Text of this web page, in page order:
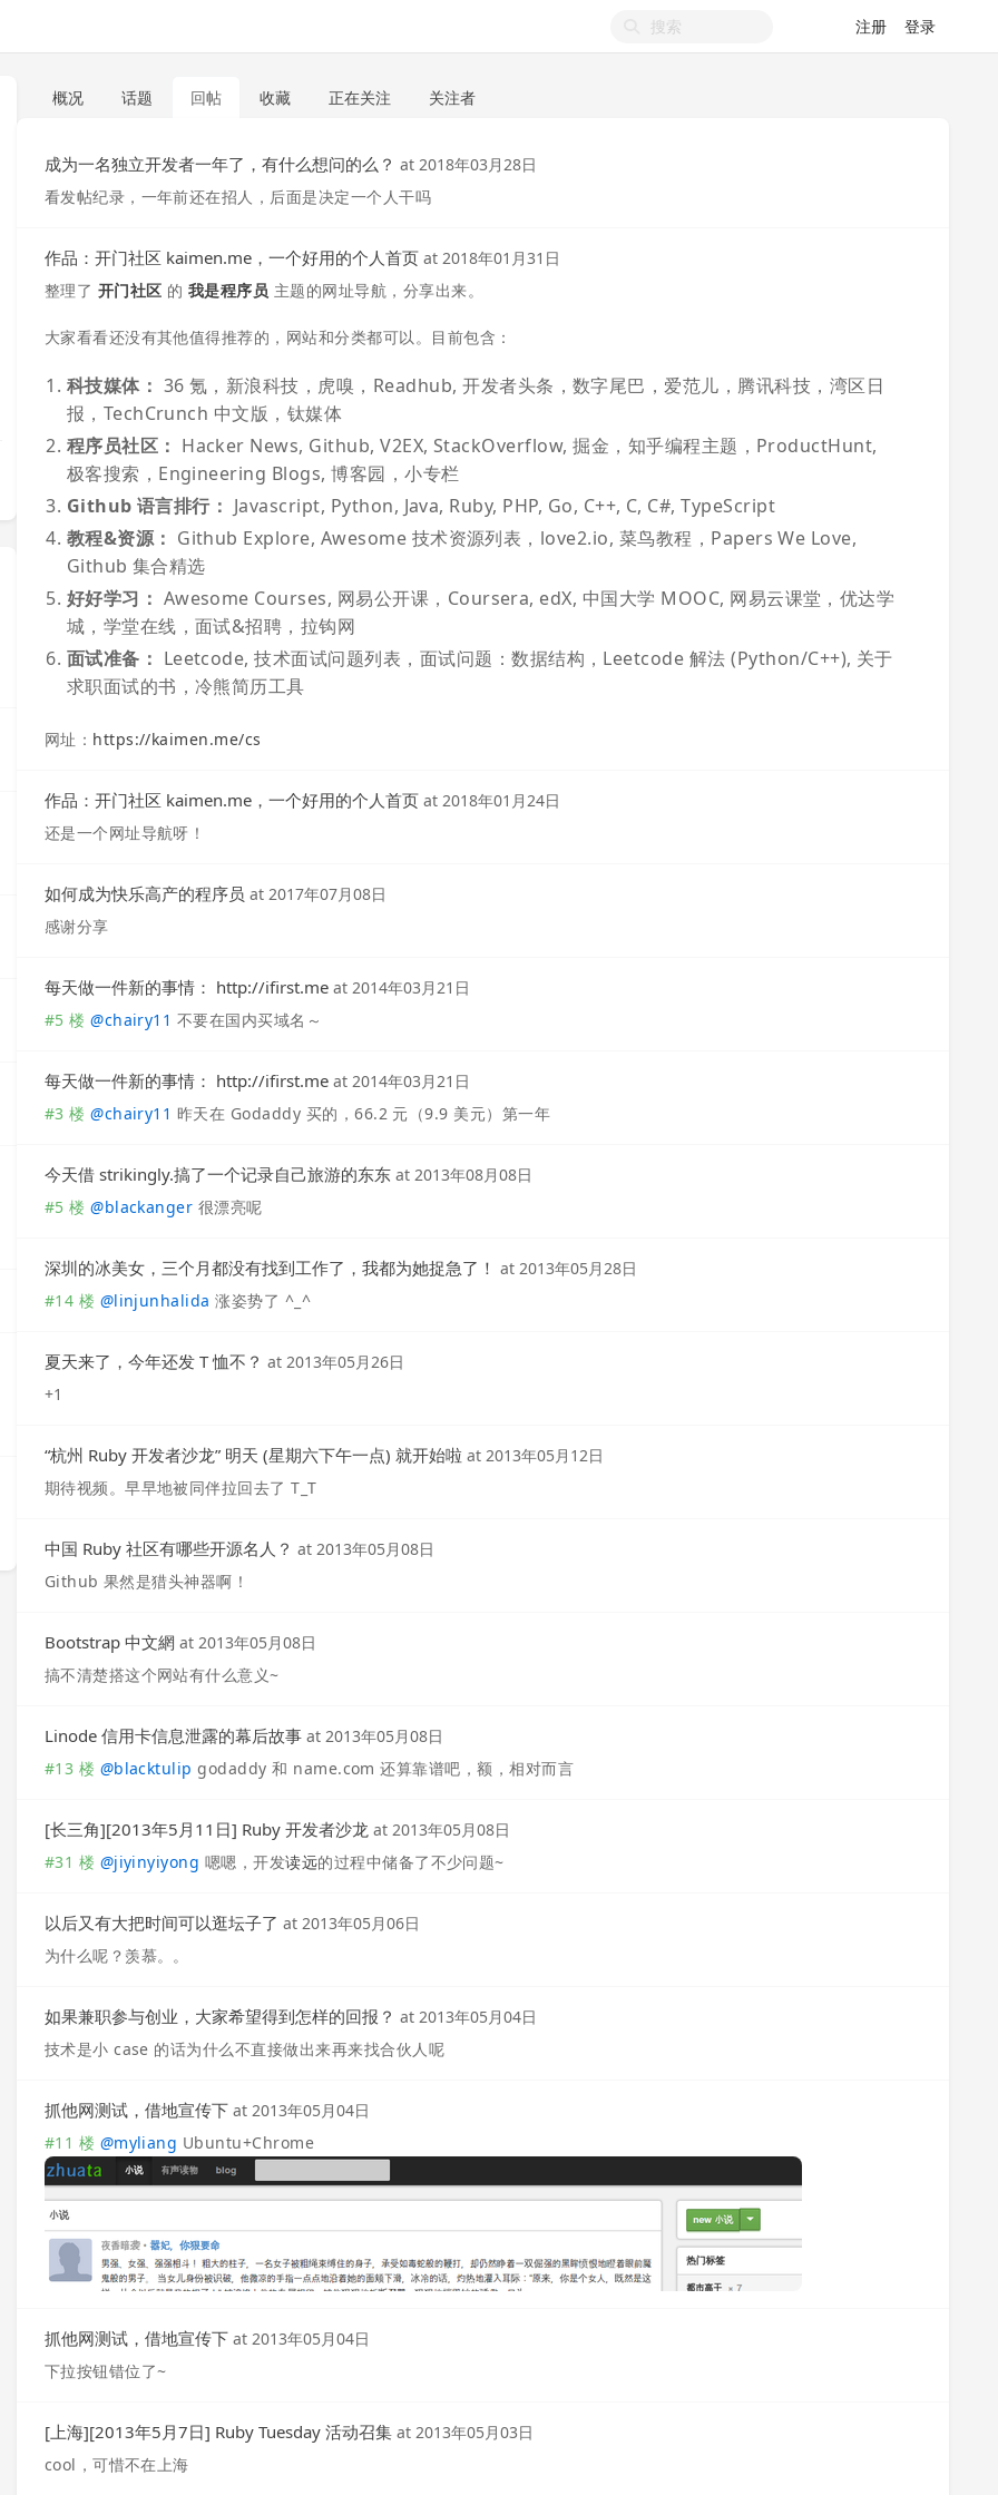
注册 登录
概况 话题 回帖 收藏 正在关注 关注者
成为一名独立开发者一年了，有什么想问的么？ at 2018年03月28日
看发帖纪录，一年前还在招人，后面是决定一个人干吗
作品：开门社区 kaimen.me，一个好用的个人首页 at 2018年01月31日
整理了 开门社区 的 我是程序员 主题的网址导航，分享出来。
大家看看还没有其他值得推荐的，网站和分类都可以。目前包含：
科技媒体： 36 氪，新浪科技，虎嗅，Readhub, 开发者头条，数字尾巴，爱范儿，腾讯科技，湾区日
报，TechCrunch 中文版，钛媒体
程序员社区： Hacker News, Github, V2EX, StackOverflow, 掘金，知乎编程主题，ProductHunt,
极客搜索，Engineering Blogs, 博客园，小专栏
Github 语言排行： Javascript, Python, Java, Ruby, PHP, Go, C++, C, C#, TypeScript
教程&资源： Github Explore, Awesome 技术资源列表，love2.io, 菜鸟教程，Papers We Love,
Github 集合精选
好好学习： Awesome Courses, 网易公开课，Coursera, edX, 中国大学 MOOC, 网易云课堂，优达学
城，学堂在线，面试&招聘，拉钩网
面试准备： Leetcode, 技术面试问题列表，面试问题：数据结构，Leetcode 解法 (Python/C++), 关于
求职面试的书，冷熊简历工具
网址： https://kaimen.me/cs
作品：开门社区 kaimen.me，一个好用的个人首页 at 2018年01月24日
还是一个网址导航呀！
如何成为快乐高产的程序员 at 2017年07月08日
感谢分享
每天做一件新的事情： http://ifirst.me at 2014年03月21日
#5 楼 @chairy11 不要在国内买域名～
每天做一件新的事情： http://ifirst.me at 2014年03月21日
#3 楼 @chairy11 昨天在 Godaddy 买的，66.2 元（9.9 美元）第一年
今天借 strikingly.搞了一个记录自己旅游的东东 at 2013年08月08日
#5 楼 @blackanger 很漂亮呢
深圳的冰美女，三个月都没有找到工作了，我都为她捉急了！ at 2013年05月28日
#14 楼 @linjunhalida 涨姿势了 ^_^
夏天来了，今年还发 T 恤不？ at 2013年05月26日
+1
“杭州 Ruby 开发者沙龙” 明天 (星期六下午一点) 就开始啦 at 2013年05月12日
期待视频。早早地被同伴拉回去了 T_T
中国 Ruby 社区有哪些开源名人？ at 2013年05月08日
Github 果然是猎头神器啊！
Bootstrap 中文網 at 2013年05月08日
搞不清楚搭这个网站有什么意义~
Linode 信用卡信息泄露的幕后故事 at 2013年05月08日
#13 楼 @blacktulip godaddy 和 name.com 还算靠谱吧，额，相对而言
[长三角][2013年5月11日] Ruby 开发者沙龙 at 2013年05月08日
#31 楼 @jiyinyiyong 嗯嗯，开发读远的过程中储备了不少问题~
以后又有大把时间可以逛坛子了 at 2013年05月06日
为什么呢？羡慕。。
如果兼职参与创业，大家希望得到怎样的回报？ at 2013年05月04日
技术是小 case 的话为什么不直接做出来再来找合伙人呢
抓他网测试，借地宣传下 at 2013年05月04日
#11 楼 @myliang Ubuntu+Chrome
抓他网测试，借地宣传下 at 2013年05月04日
下拉按钮错位了~
[上海][2013年5月7日] Ruby Tuesday 活动召集 at 2013年05月03日
cool，可惜不在上海